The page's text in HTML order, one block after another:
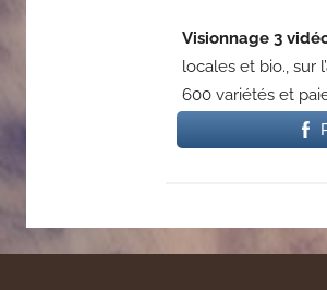
Visionnage 3
locales et bio., sur
600 variétés et